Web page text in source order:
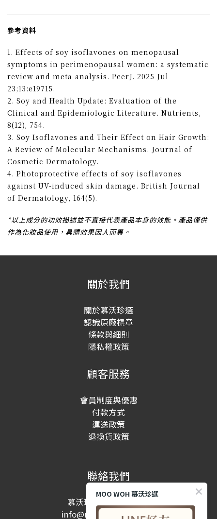
參考資料
1. Effects of soy isoflavones on menopausal
symptoms in perimenopausal women: a systematic
review and meta-analysis. PeerJ. 2025 Jul
23;13:e19715.
2. Soy and Health Update: Evaluation of the
Clinical and Epidemiologic Literature. Nutrients,
8(12), 754.
3. Soy Isoflavones and Their Effect on Hair Growth:
A Review of Molecular Mechanisms. Journal of
Cosmetic Dermatology.
4. Photoprotective effects of soy isoflavones
against UV-induced skin damage. British Journal
of Dermatology, 164(5).
*以上成分的功效描述並不直接代表產品本身的效能。產品僅供
作為化妝品使用，具體效果因人而異。
關於我們
關於慕沃珍選
認識原廠標章
條款與細則
隱私權政策
顧客服務
會員制度與優惠
付款方式
運送政策
退換貨政策
聯絡我們
慕沃珍選股份有限公司
info@moowohshop.com
MOO WOH 慕沃珍選